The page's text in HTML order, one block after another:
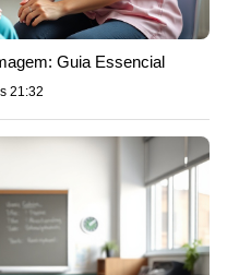
Guia Essencial
21:32